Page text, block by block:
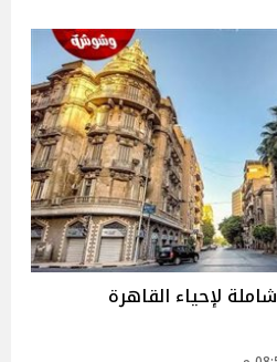
لإحياء القاهرة